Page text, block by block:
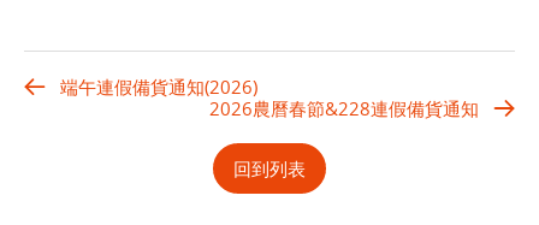
端午連假備貨通知(2026)
2026農曆春節&228連假備貨通知
回到列表